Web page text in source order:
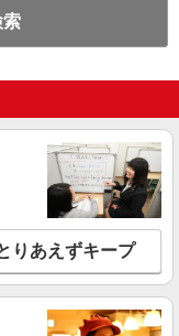
索
りあえずキープ